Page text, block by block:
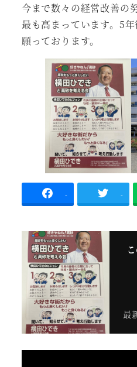
今まで数々の経営改善の
最も高まっています。5
願っております。
- -
最